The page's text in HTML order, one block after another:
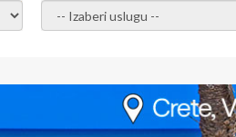
- Izaberite uslugu -